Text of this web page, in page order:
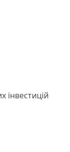
інвестицій